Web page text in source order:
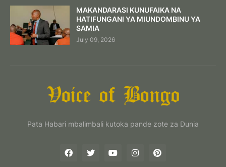
MAKANDARASI KUNUFAIKA NA
HATIFUNGANI YA MIUNDOMBINU YA
SAMIA
July 09, 2026
Pata Habari mbalimbali kutoka pande zote za Dunia